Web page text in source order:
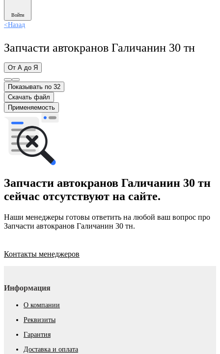
Войти
<Назад
Запчасти автокранов Галичанин 30 тн
От А до Я
Показывать по 32
Скачать файл
Применяемость
Запчасти автокранов Галичанин 30 тн
сейчас отсутствуют на сайте.
Наши менеджеры готовы ответить на любой ваш вопрос про
Запчасти автокранов Галичанин 30 тн.
Контакты менеджеров
Информация
О компании
Реквизиты
Гарантия
Доставка и оплата